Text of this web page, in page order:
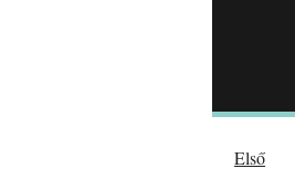
Első